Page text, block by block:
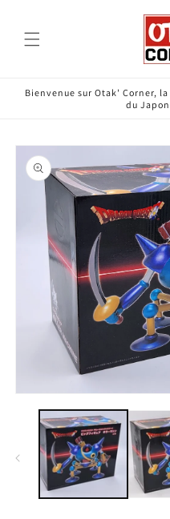
au
contenu
Bienvenue sur Otak' Corner,
du
Passer aux
informations
produits
média
une
fenêtre
modale